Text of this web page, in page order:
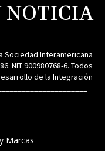
NOTICIA
Sociedad Interamericana
NIT 900980768-6. Todos
de la Integración
Marcas